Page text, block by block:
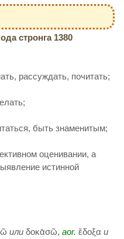
стронга 1380
рассуждать, почитать;
быть знаменитым;
оценивании, а
истинной
или δοκᾱσῶ, aor. ἔδοξα и